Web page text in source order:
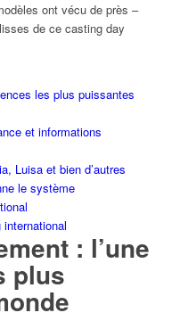
ont vécu de près –
de ce casting day
les plus puissantes
et informations
Luisa et bien d’autres
le système
: l’une
plus